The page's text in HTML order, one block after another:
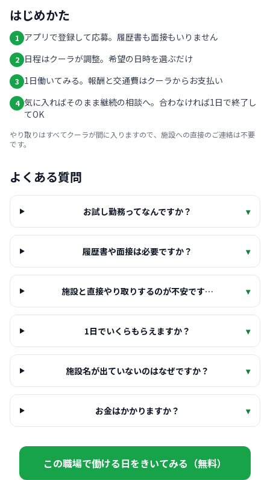
はじめかた
1 アプリで登録して応募。履歴書も面接もいりません
2 日程はクーラが調整。希望の日時を選ぶだけ
3 1日働いてみる。報酬と交通費はクーラからお支払い
4 気に入ればそのまま継続の相談へ。合わなければ1日で終了し
てOK
やり取りはすべてクーラが間に入りますので、施設への直接のご連絡は不要
です。
よくある質問
お試し勤務ってなんですか？ ▾
履歴書や面接は必要ですか？ ▾
施設と直接やり取りするのが不安です… ▾
1日でいくらもらえますか？ ▾
施設名が出ていないのはなぜですか？ ▾
お金はかかりますか？ ▾
この職場で働ける日をきいてみる（無料）